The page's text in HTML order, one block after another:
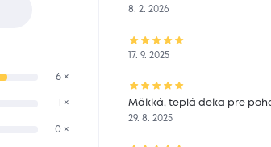
6 ×
1 ×
0 ×
8. 2. 2026
17. 9. 2025
Mäkká, teplá deka pre
29. 8. 2025